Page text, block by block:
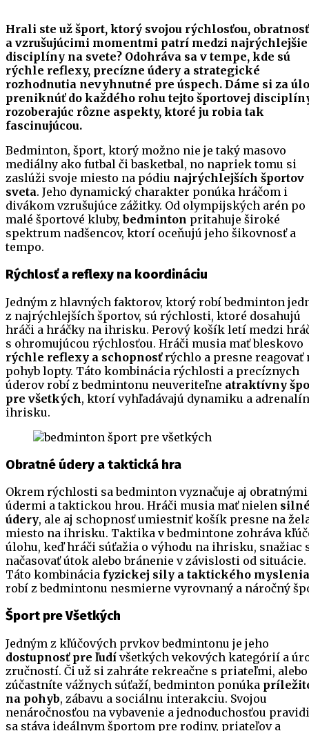
Hrali ste už šport, ktorý svojou rýchlosťou,
a vzrušujúcimi momentmi patrí medzi najrýchlejšie
disciplíny na svete? Odohráva sa v tempe, kde sú
rýchle reflexy, precízne údery a strategické
rozhodnutia nevyhnutné pre úspech. Dáme si za
preniknúť do každého rohu tejto športovej
rozoberajúc rôzne aspekty, ktoré ju robia tak
fascinujúcou.
Bedminton, šport, ktorý možno nie je taký masovo
mediálny ako futbal či basketbal, no napriek tomu si
zaslúži svoje miesto na pódiu najrýchlejších športov
sveta. Jeho dynamický charakter ponúka hráčom i
divákom vzrušujúce zážitky. Od olympijských arén po
malé športové kluby,bedminton pritahuje široké
spektrum nadšencov, ktorí oceňujú jeho šikovnosť a
tempo.
Rýchlosť a reflexy na koordináciu
Jedným z hlavných faktorov, ktorý robí bedminton
z najrýchlejších športov, sú rýchlosti, ktoré dosahujú
hráči a hráčky na ihrisku. Perový košík letí medzi
s ohromujúcou rýchlosťou. Hráči musia mať bleskovo
rýchle reflexy a schopnosťrýchlo a presne reagovať
pohyb lopty. Táto kombinácia rýchlosti a precíznych
úderov robí z bedmintonu neuveriteľne atraktívny
pre všetkých, ktorí vyhľadávajú dynamiku a
ihrisku.
Obratné údery a taktická hra
Okrem rýchlosti sa bedminton vyznačuje aj obratnými
údermi a taktickou hrou. Hráči musia mať nielen
údery, ale aj schopnosť umiestniť košík presne na
miesto na ihrisku. Taktika v bedmintone zohráva
úlohu, keď hráči súťažia o výhodu na ihrisku, snažiac
načasovať útok alebo bránenie v závislosti od situácie.
Táto kombinácia fyzickej sily a taktického myslenia
robí z bedmintonu nesmierne vyrovnaný a náročný
Šport pre Všetkých
Jedným z kľúčových prvkov bedmintonu je jeho
dostupnosť pre ľudí všetkých vekových kategórií a
zručností. Či už si zahráte rekreačne s priateľmi, alebo
zúčastníte vážnych súťaží, bedminton ponúka
na pohyb, zábavu a sociálnu interakciu. Svojou
nenáročnosťou na vybavenie a jednoduchosťou
sa stáva ideálnym športom pre rodiny, priateľov a